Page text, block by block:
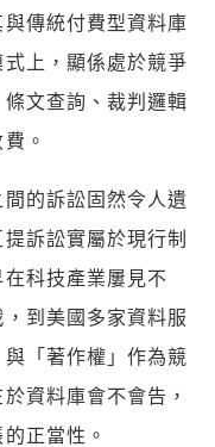
傳統付費型資料庫
式上，顯係處於競爭
文查詢、裁判邏輯
。
的訴訟固然令人遺
訴訟實屬於現行制
科技產業屢見不
到美國多家資料服
「著作權」作為競
資料庫會不會告，
正當性。